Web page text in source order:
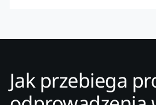
Jak przebiega